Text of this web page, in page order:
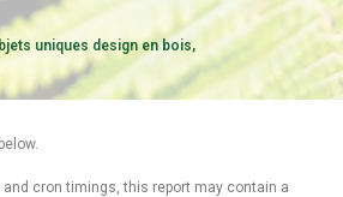
uniques design en bois,
cron timings, this report may contain a